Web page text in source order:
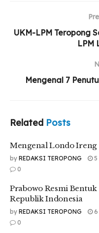
UKM-LPM Teropong
LPM
Mengenal 7
Related Posts
Mengenal Londo Ireng
by REDAKSI TEROPONG
5
0
Prabowo Resmi
Republik Indonesia
by REDAKSI TEROPONG
6
0